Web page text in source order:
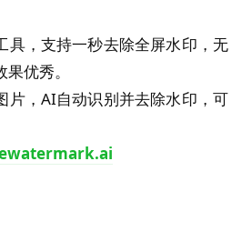
具，支持一秒去除全屏水印，无
优秀。
片，AI自动识别并去除水印，可